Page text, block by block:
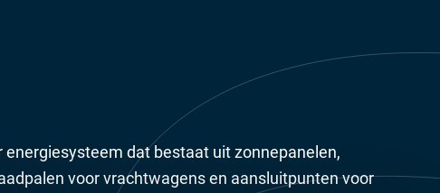
energiesysteem dat bestaat uit zonnepanelen,
voor vrachtwagens en aansluitpunten voor